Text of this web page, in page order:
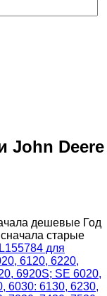
John Deere
дешевые Год
старые